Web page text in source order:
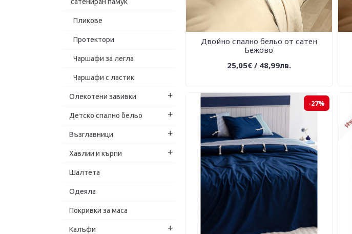
Пликове
Протектори
Чаршафи за легла
Чаршафи с ластик
Oлекотени завивки +
Детско спално бельо +
Възглавници +
Хавлии и кърпи +
Шалтета
Одеяла
Покривки за маса
Калъфи +
Двойно спално бельо от сатен
Бежово
25,05€ / 48,99лв.
-27%